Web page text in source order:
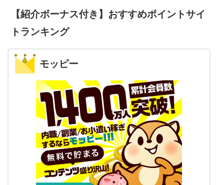
【紹介ボーナス付き】おすすめポイントサイ
トランキング
モッピー